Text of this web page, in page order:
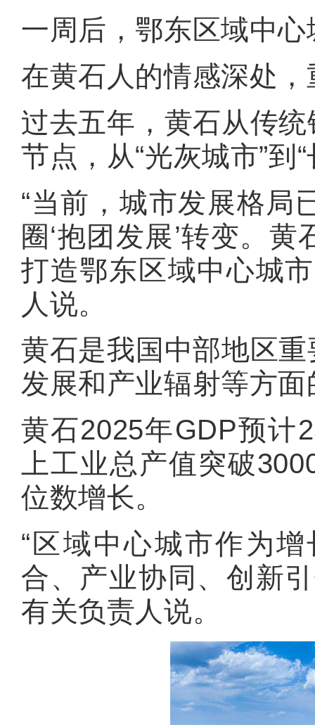
一周后，鄂东区域中
在黄石人的情感深处
过去五年，黄石从传
节点，从“光灰城市”到
“当前，城市发展格局
圈‘抱团发展’转变。
打造鄂东区域中心城
人说。
黄石是我国中部地区
发展和产业辐射等方
黄石2025年GDP预计
上工业总产值突破
位数增长。
“区域中心城市作为
合、产业协同、创新
有关负责人说。